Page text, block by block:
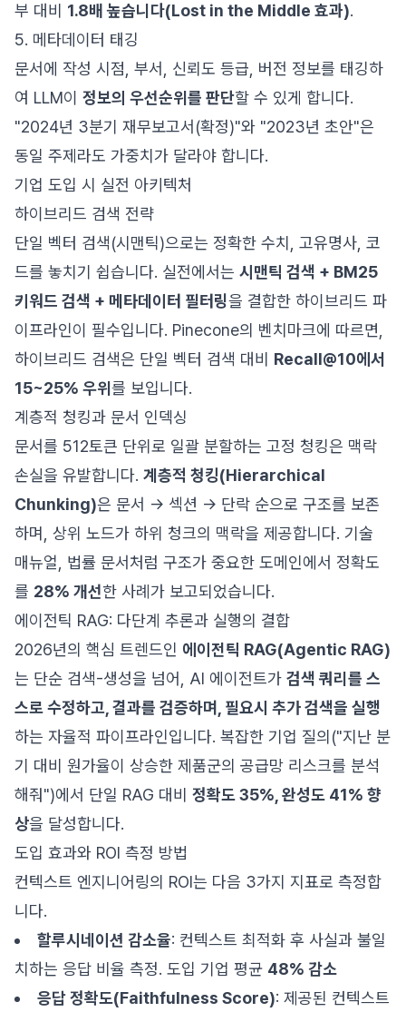
부 대비 1.8배 높습니다(Lost in the Middle 효과).
5. 메타데이터 태깅
문서에 작성 시점, 부서, 신뢰도 등급, 버전 정보를 태깅하
여 LLM이 정보의 우선순위를 판단할 수 있게 합니다.
"2024년 3분기 재무보고서(확정)"와 "2023년 초안"은
동일 주제라도 가중치가 달라야 합니다.
기업 도입 시 실전 아키텍처
하이브리드 검색 전략
단일 벡터 검색(시맨틱)으로는 정확한 수치, 고유명사, 코
드를 놓치기 쉽습니다. 실전에서는 시맨틱 검색 + BM25
키워드 검색 + 메타데이터 필터링을 결합한 하이브리드 파
이프라인이 필수입니다. Pinecone의 벤치마크에 따르면,
하이브리드 검색은 단일 벡터 검색 대비 Recall@10에서
15~25% 우위를 보입니다.
계층적 청킹과 문서 인덱싱
문서를 512토큰 단위로 일괄 분할하는 고정 청킹은 맥락
손실을 유발합니다. 계층적 청킹(Hierarchical
Chunking)은 문서 → 섹션 → 단락 순으로 구조를 보존
하며, 상위 노드가 하위 청크의 맥락을 제공합니다. 기술
매뉴얼, 법률 문서처럼 구조가 중요한 도메인에서 정확도
를 28% 개선한 사례가 보고되었습니다.
에이전틱 RAG: 다단계 추론과 실행의 결합
2026년의 핵심 트렌드인 에이전틱 RAG(Agentic RAG)
는 단순 검색-생성을 넘어, AI 에이전트가 검색 쿼리를 스
스로 수정하고, 결과를 검증하며, 필요시 추가 검색을 실행
하는 자율적 파이프라인입니다. 복잡한 기업 질의("지난 분
기 대비 원가율이 상승한 제품군의 공급망 리스크를 분석
해줘")에서 단일 RAG 대비 정확도 35%, 완성도 41% 향
상을 달성합니다.
도입 효과와 ROI 측정 방법
컨텍스트 엔지니어링의 ROI는 다음 3가지 지표로 측정합
니다.
할루시네이션 감소율: 컨텍스트 최적화 후 사실과 불일
치하는 응답 비율 측정. 도입 기업 평균 48% 감소
응답 정확도(Faithfulness Score): 제공된 컨텍스트